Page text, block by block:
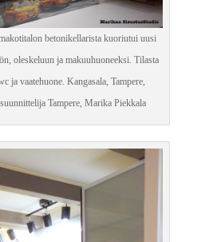
betonikellarista kuoriutui uusi
oleskeluun ja makuuhuoneeksi. Tilasta
ja vaatehuone. Kangasala, Tampere,
Tampere, Marika Piekkala